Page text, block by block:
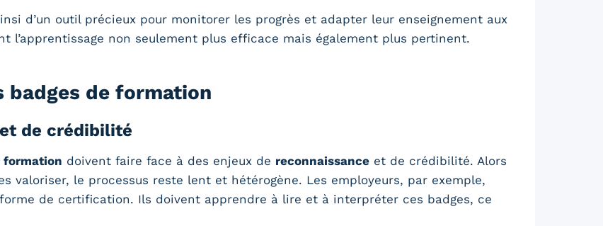
d’un outil précieux pour monitorer les progrès et adapter leur enseignement aux
l’apprentissage non seulement plus efficace mais également plus pertinent.
badges de formation
de crédibilité
formation doivent faire face à des enjeux de reconnaissance et de crédibilité. Alors
valoriser, le processus reste lent et hétérogène. Les employeurs, par exemple,
de certification. Ils doivent apprendre à lire et à interpréter ces badges, ce